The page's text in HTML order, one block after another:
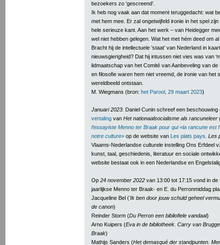
bezoekers zo ‘gescreend’.
Ik heb nog vaak aan dat moment teruggedacht: wat
met hem mee. Er zal ongetwijfeld ironie in het spel
hele serieuze kant. Aan het werk – van Heidegger
wel niet hebben gelegen. Wat het met hém deed om
Bracht hij de intellectuele ’staat’ van Nederland in
nieuwsgierigheid? Dat hij intussen niet vies was van
lidmaatschap van het Comité van Aanbeveling van
en filosofie waren hem niet vreemd, de ironie van het
wereldbeeld ontstaan.
M. Wiegmans (bron: het Parool, 29 maart 2023)
Januari 2023: Daniel Cunin schreef een
vertaling van Het nationaalsocialisme als rancuneleer
l’essayiste Menno ter Braak pour qui «la rancune est
notre culture» op de website van Les plats pays Les
Vlaams-Nederlandse culturele instelling Ons Erfdeel
kunst, taal, geschiedenis, literatuur en sociale
website bestaat ook in een Nederlandse en
Op 24 november 2022 van 13:00 tot 17:15 vond in
jaarlijkse Menno ter Braak- en E. du Perronmiddag
Jacqueline Bel ('Ik ben door jouw schuld geheel
de canon)
Reinder Storm (Du Perron een bibliofiele vandaal)
Arno Kuipers (Eva in de bibliotheek. Carry van
Braak)
Mathijs Sanders (Het demasqué der standpunten.